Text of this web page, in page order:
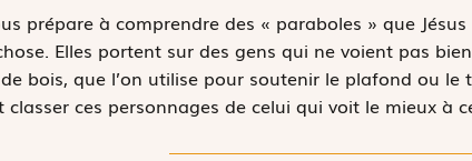
prépare à comprendre des « paraboles » que
Elles portent sur des gens qui ne voient pas
bois, que l’on utilise pour soutenir le plafond ou le
classer ces personnages de celui qui voit le mieux à